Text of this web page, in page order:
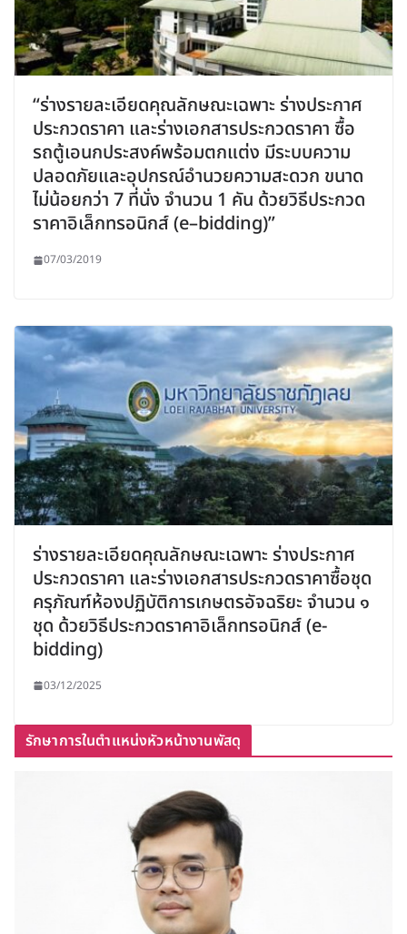
“ร่างรายละเอียดคุณลักษณะเฉพาะ ร่างประกาศ
ประกวดราคา และร่างเอกสารประกวดราคา ซื้อ
รถตู้เอนกประสงค์พร้อมตกแต่ง มีระบบความ
ปลอดภัยและอุปกรณ์อำนวยความสะดวก ขนาด
ไม่น้อยกว่า 7 ที่นั่ง จำนวน 1 คัน ด้วยวิธีประกวด
ราคาอิเล็กทรอนิกส์ (e–bidding)”
07/03/2019
ร่างรายละเอียดคุณลักษณะเฉพาะ ร่างประกาศ
ประกวดราคา และร่างเอกสารประกวดราคาซื้อชุด
ครุภัณฑ์ห้องปฏิบัติการเกษตรอัจฉริยะ จำนวน ๑
ชุด ด้วยวิธีประกวดราคาอิเล็กทรอนิกส์ (e-
bidding)
03/12/2025
รักษาการในตำแหน่งหัวหน้างานพัสดุ